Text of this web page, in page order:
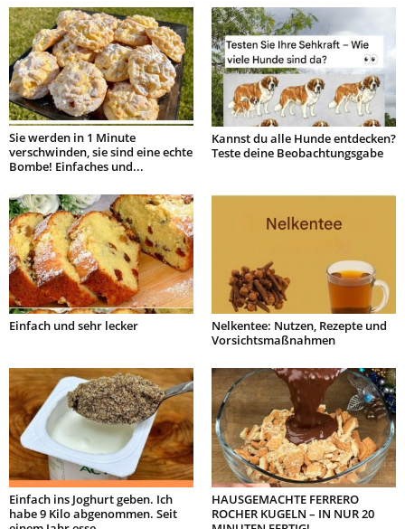
Sie werden in 1 Minute
verschwinden, sie sind eine echte
Bombe! Einfaches und...
Kannst du alle Hunde entdecken?
Teste deine Beobachtungsgabe
Einfach und sehr lecker
Nelkentee: Nutzen, Rezepte und
Vorsichtsmaßnahmen
Einfach ins Joghurt geben. Ich
habe 9 Kilo abgenommen. Seit
HAUSGEMACHTE FERRERO
ROCHER KUGELN – IN NUR 20